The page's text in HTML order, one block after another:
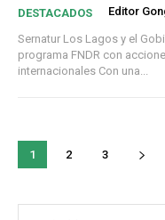
DESTACADOS Editor
Sernatur Los Lagos y el
programa FNDR con
internacionales Con una...
1 2 3